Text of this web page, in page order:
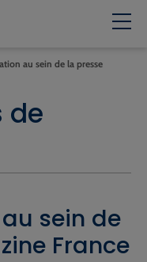
au sein de la presse
de
sein de
France